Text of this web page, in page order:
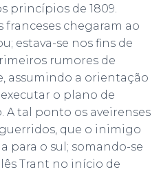
princípios de 1809.
franceses chegaram ao
estava-se nos fins de
rumores de
assumindo a orientação
o plano de
A tal ponto os aveirenses
que o inimigo
para o sul; somando-se
Trant no início de